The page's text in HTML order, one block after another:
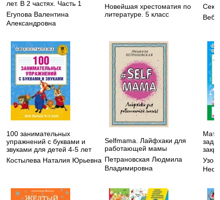
лет. В 2 частях. Часть 1
Егупова Валентина
Александровна
Новейшая хрестоматия по
литературе. 5 класс
100 занимательных
упражнений с буквами и
звуками для детей 4-5 лет
Костылева Наталия Юрьевна
Selfmama. Лайфхаки для
работающей мамы
Петрановская Людмила
Владимировна